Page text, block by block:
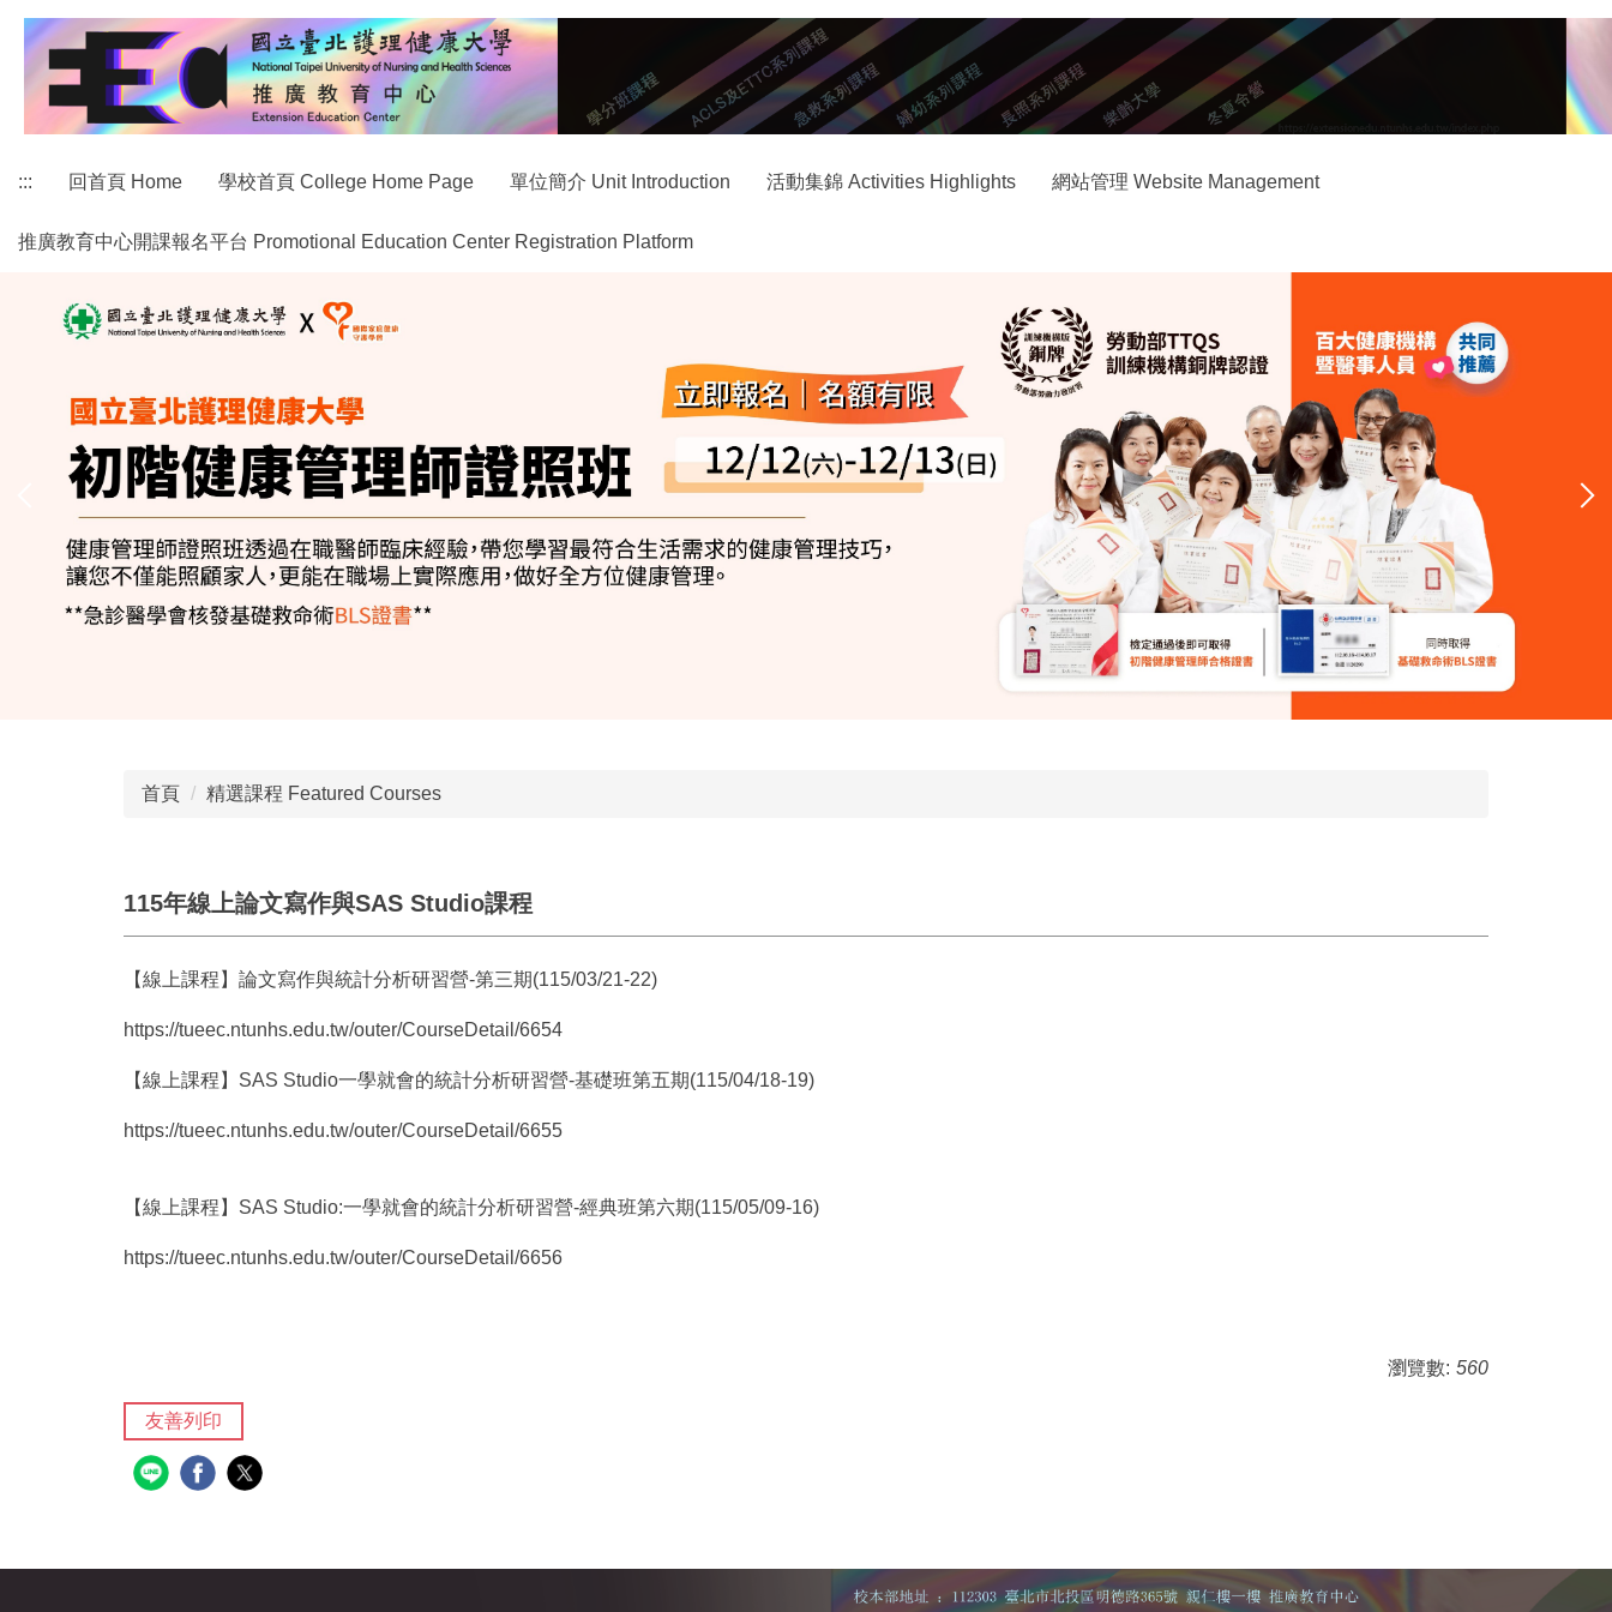
跳
到
內
區
::: 回首頁 Home 學校首頁 College Home Page 單位簡介 Unit Introduction 活動集錦 Activities Highlights 網站管理 Website Management
推廣教育中心開課報名平台 Promotional Education Center Registration Platform
首頁 精選課程 Featured Courses
115年線上論文寫作與SAS Studio課程
【線上課程】論文寫作與統計分析研習營-第三期(115/03/21-22)
https://tueec.ntunhs.edu.tw/outer/CourseDetail/6654
【線上課程】SAS Studio一學就會的統計分析研習營-基礎班第五期(115/04/18-19)
https://tueec.ntunhs.edu.tw/outer/CourseDetail/6655
【線上課程】SAS Studio:一學就會的統計分析研習營-經典班第六期(115/05/09-16)
https://tueec.ntunhs.edu.tw/outer/CourseDetail/6656
瀏覽數: 560
友善列印